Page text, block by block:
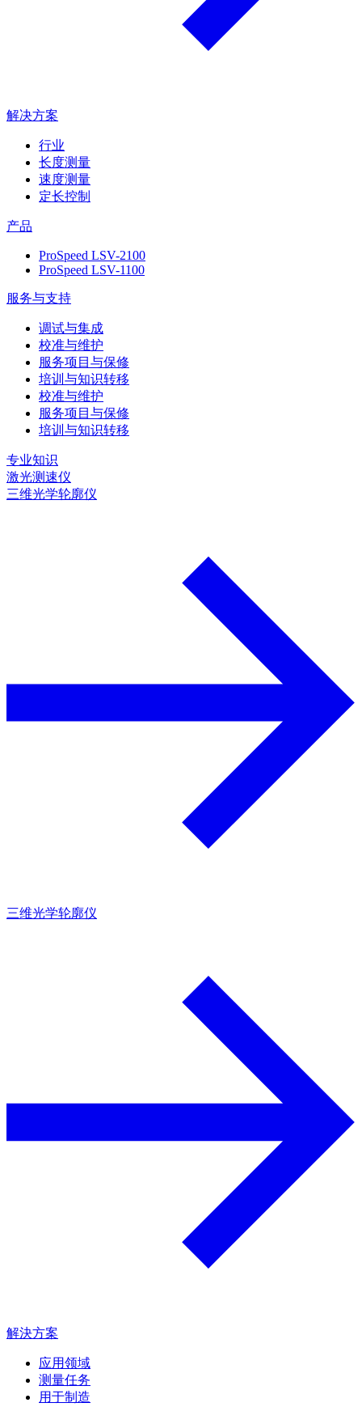
解决方案
行业
长度测量
速度测量
定长控制
产品
ProSpeed LSV-2100
ProSpeed LSV-1100
服务与支持
调试与集成
校准与维护
服务项目与保修
培训与知识转移
校准与维护
服务项目与保修
培训与知识转移
专业知识
激光测速仪
三维光学轮廓仪
三维光学轮廓仪
解決方案
应用领域
测量任务
用于制造